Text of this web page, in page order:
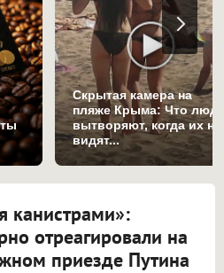
Скрытая камера на
пляже Крыма: Что
вытворяют, когда их не
видят...
канистрами»:
отреагировали на
приезде Путина